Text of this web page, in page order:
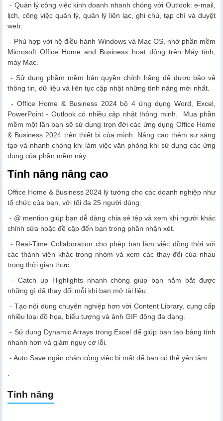
- Quản lý công việc kinh doanh nhanh chóng với Outlook: e-mail,
lịch, công việc quản lý, quản lý liên lạc, ghi chú, tạp chí và duyệt
web.
- Phù hợp với hệ điều hành Windows và Mac OS, nhờ phần mềm
Microsoft Office Home and Business hoạt động trên Máy tính,
máy Mac.
- Sử dụng phầm mềm bản quyền chính hãng để được bảo vệ
thông tin, dữ liệu và liên tục cập nhật những tính năng mới nhất.
- Office Home & Business 2024 bộ 4 ứng dụng Word, Excel,
PowerPoint - Outlook có nhiều cập nhật thông minh. Mua phần
mềm một lần bạn sẽ sử dụng trọn đời các ứng dụng Office Home
& Business 2024 trên thiết bị của mình. Nâng cao thêm sự sáng
tạo và nhanh chóng khi làm việc văn phòng khi sử dụng các ứng
dụng của phần mềm này.
Tính năng nâng cao
Office Home & Business 2024 lý tưởng cho các doanh nghiệp như
tổ chức của bạn, với tối đa 25 người dùng.
- @ mention giúp bạn dễ dàng chia sẻ tệp và xem khi người khác
chỉnh sửa hoặc đề cập đến bạn trong phần nhận xét.
- Real-Time Collaboration cho phép bạn làm việc đồng thời với
các thành viên khác trong nhóm và xem các thay đổi của nhau
trong thời gian thực.
- Catch up Highlights nhanh chóng giúp bạn nắm bắt được
những gì đã thay đổi mỗi khi bạn mở tài liệu.
- Tạo nội dung chuyên nghiệp hơn với Content Library, cung cấp
nhiều loại đồ họa, biểu tượng và ảnh GIF động đa dạng.
- Sử dụng Dynamic Arrays trong Excel để giúp bạn tạo bảng tính
nhanh hơn và giảm nguy cơ lỗi.
- Auto Save ngăn chặn công việc bị mất để bạn có thể yên tâm.
Tính năng